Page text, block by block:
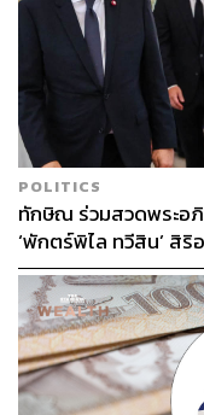
POLITICS
ทักษิณ ร่วมสวดพระอ
‘พักตร์พิไล ทวีสิน’ สิริ
หลากวงการร่วมอาลัย